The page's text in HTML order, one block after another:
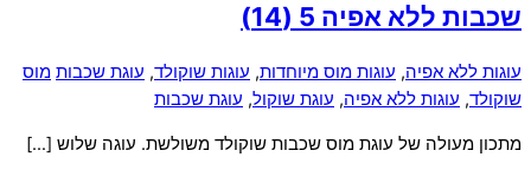
שכבות ללא אפיה 5 (14)
עוגות ללא אפיה, עוגות מוס מיוחדות, עוגות שוקולד, עוגת שכבות מוס
שוקולד, עוגות ללא אפיה, עוגת שוקול, עוגת שכבות
מתכון מעולה של עוגת מוס שכבות שוקולד משולשת. עוגה שלוש […]